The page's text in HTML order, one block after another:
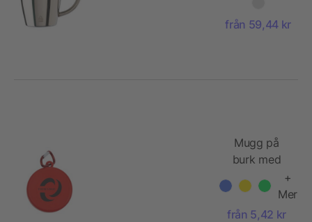
från 59,44 kr
Mugg på
burk med
(220 ml)
+
Mer
från 5,42 kr